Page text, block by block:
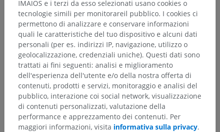
Traduzioni
Hai notato un errore?
Non esitare a suggerire una correzione, traduzione o
un miglioramento dei contenuti.
Segnala un problema
IMAIOS e i terzi da esso selezionati usano cookies o
tecnologie simili per monitorareil pubblico. I cookies ci
permettono di analizzare e conservare informazioni
quali le caratteristiche del tuo dispositivo e alcuni dati
personali (per es. indirizzi IP, navigazione, utilizzo o
geolocalizzazione, credenziali uniche). Questi dati sono
trattati ai fini seguenti: analisi e miglioramento
dell'esperienza dell'utente e/o della nostra offerta di
contenuti, prodotti e servizi, monitoraggio e analisi del
pubblico, interazione coi social network, visualizzazione
di contenuti personalizzati, valutazione della
performance e apprezzamento dei contenuti. Per
maggiori informazioni, visita informativa sulla privacy.